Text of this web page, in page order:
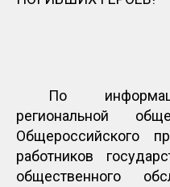
По
региональной
Общероссийского
работников
общественного